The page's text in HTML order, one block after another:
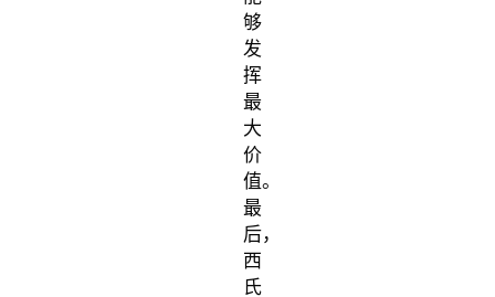
够
发
挥
最
大
价
值。
最
后，
西
氏